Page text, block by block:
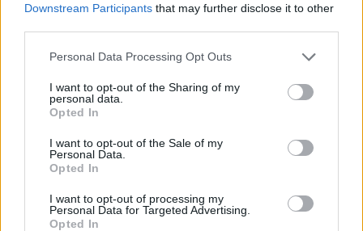
Downstream Participants that may further disclose it to other
Personal Data Processing Opt Outs
I want to opt-out of the Sharing of my
personal data.
Opted In
I want to opt-out of the Sale of my
Personal Data.
Opted In
I want to opt-out of processing my
Personal Data for Targeted Advertising.
Opted In